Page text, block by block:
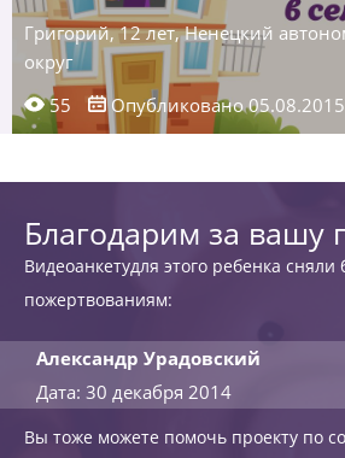
Григорий, 12 лет, Ненецкий
округ
55
Опубликовано 05.08.2015
Благодарим за вашу
Видеоанкетудля этого ребенка сняли
пожертвованиям:
Александр Урадовский
Дата: 30 декабря 2014
Вы тоже можете помочь проекту по